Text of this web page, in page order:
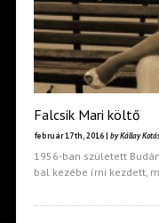
Falcsik Mari költő
február 17th, 2016 | by Kállay
1956-ban született
bal kezébe írni kezdett,